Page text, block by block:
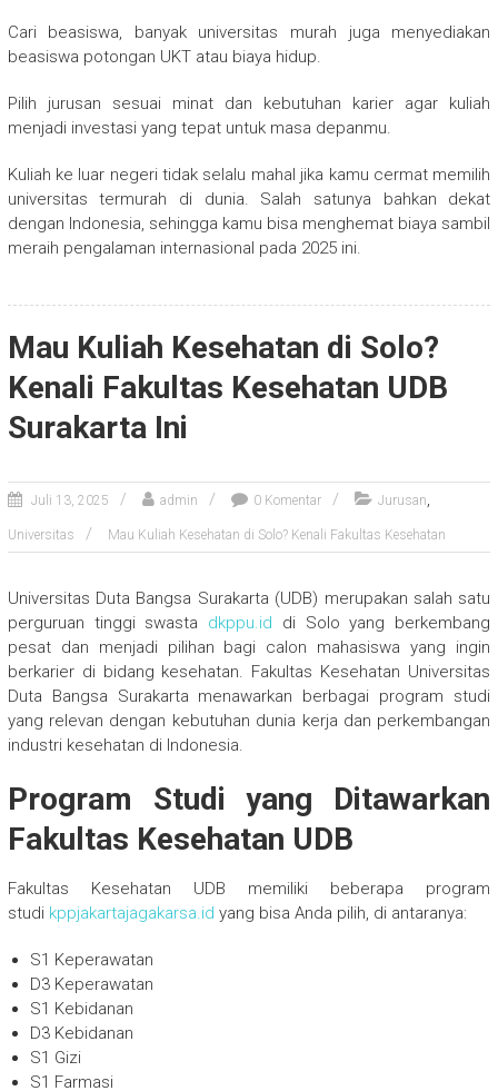
Cari beasiswa, banyak universitas murah juga menyediakan
beasiswa potongan UKT atau biaya hidup.
Pilih jurusan sesuai minat dan kebutuhan karier agar kuliah
menjadi investasi yang tepat untuk masa depanmu.
Kuliah ke luar negeri tidak selalu mahal jika kamu cermat memilih
universitas termurah di dunia. Salah satunya bahkan dekat
dengan Indonesia, sehingga kamu bisa menghemat biaya sambil
meraih pengalaman internasional pada 2025 ini.
Mau Kuliah Kesehatan di Solo?
Kenali Fakultas Kesehatan UDB
Surakarta Ini
Juli 13, 2025 admin 0 Komentar Jurusan,
Universitas Mau Kuliah Kesehatan di Solo? Kenali Fakultas Kesehatan
Universitas Duta Bangsa Surakarta (UDB) merupakan salah satu
perguruan tinggi swasta dkppu.id di Solo yang berkembang
pesat dan menjadi pilihan bagi calon mahasiswa yang ingin
berkarier di bidang kesehatan. Fakultas Kesehatan Universitas
Duta Bangsa Surakarta menawarkan berbagai program studi
yang relevan dengan kebutuhan dunia kerja dan perkembangan
industri kesehatan di Indonesia.
Program Studi yang Ditawarkan
Fakultas Kesehatan UDB
Fakultas Kesehatan UDB memiliki beberapa program
studi kppjakartajagakarsa.id yang bisa Anda pilih, di antaranya:
S1 Keperawatan
D3 Keperawatan
S1 Kebidanan
D3 Kebidanan
S1 Gizi
S1 Farmasi